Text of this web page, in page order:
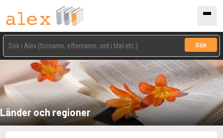
Sök
Länder och regioner